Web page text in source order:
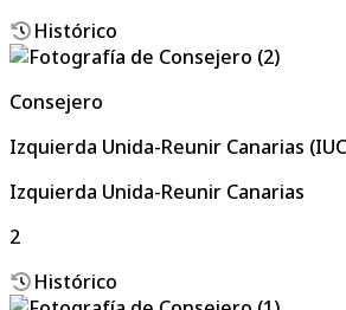
Histórico
Consejero
Izquierda Unida-Reunir Canarias
Izquierda Unida-Reunir Canarias
2
Histórico